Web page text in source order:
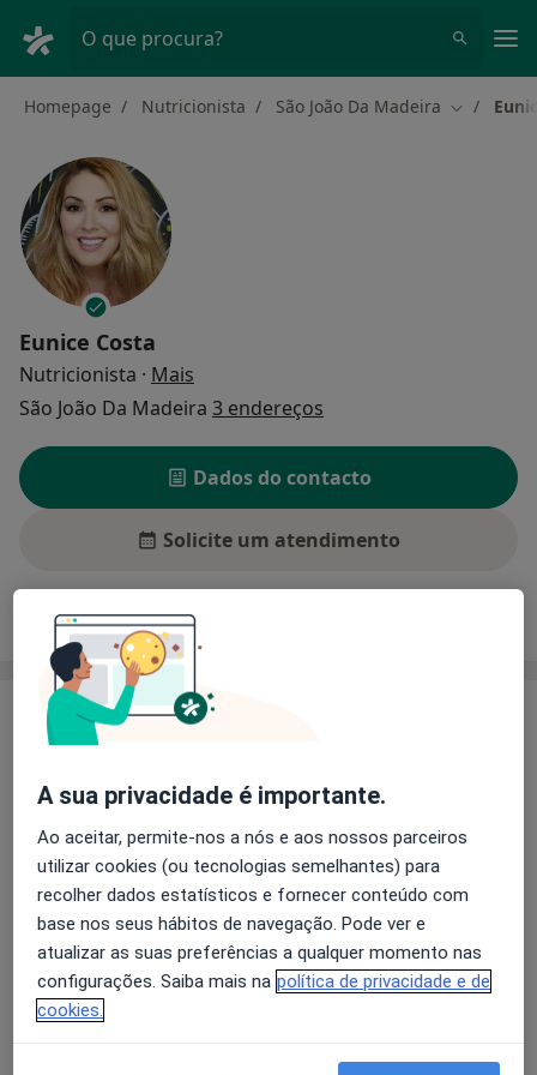
O que procura?
Homepage Nutricionista São João Da Madeira Mudar de
Eunice Costa
Nutricionista · Mais
São João Da Madeira 3 endereços
Dados do contacto
Solicite um atendimento
Experiência Preços
Experiência
ATENDIMENTO DE EXCELÊNCIA››› consultas online e
presenciais
>>Nutrição Clínica em geral
Emagrecimento | Obesidade
Diabetes
Doenças cardíacas
Doenças renais
Doenças do trato gastrointestinal
Doenças hepáticas
maisSobre mim
Principais doenças tratadas
A sua privacidade é importante.
Ao aceitar, permite-nos a nós e aos nossos parceiros
utilizar cookies (ou tecnologias semelhantes) para
recolher dados estatísticos e fornecer conteúdo com
base nos seus hábitos de navegação. Pode ver e
atualizar as suas preferências a qualquer momento nas
configurações. Saiba mais na política de privacidade e de
cookies.